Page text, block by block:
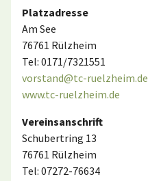
Platzadresse
Am See
76761 Rülzheim
Tel: 0171/7321551
vorstand@tc-ruelzheim.de
www.tc-ruelzheim.de
Vereinsanschrift
Schubertring 13
76761 Rülzheim
Tel: 07272-76634